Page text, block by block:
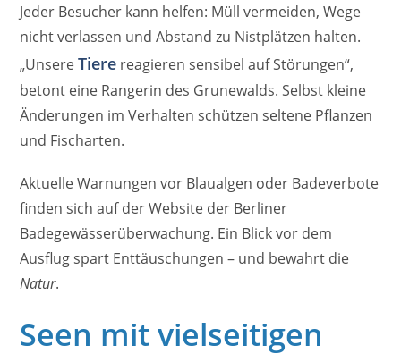
Jeder Besucher kann helfen: Müll vermeiden, Wege
nicht verlassen und Abstand zu Nistplätzen halten.
„UnsereTiere reagieren sensibel auf Störungen“,
betont eine Rangerin des Grunewalds. Selbst kleine
Änderungen im Verhalten schützen seltene Pflanzen
und Fischarten.
Aktuelle Warnungen vor Blaualgen oder Badeverbote
finden sich auf der Website der Berliner
Badegewässerüberwachung. Ein Blick vor dem
Ausflug spart Enttäuschungen – und bewahrt die
Natur.
Seen mit vielseitigen